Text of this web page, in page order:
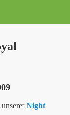
unsererNight